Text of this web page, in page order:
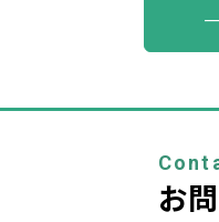
ー
お